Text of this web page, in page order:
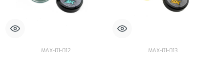
MAX-01-012
MAX-01-013